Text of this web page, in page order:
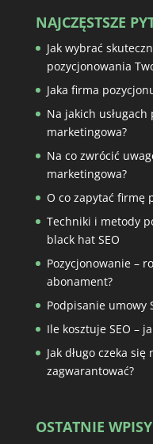
NAJCZĘSTSZE
Jak wybrać
pozycjonowania
Jaka firma
Na jakich
marketingowa?
Na co zwrócić
marketingowa?
O co zapytać firmę
Techniki i metody
black hat SEO
Pozycjonowanie –
abonament?
Podpisanie umowy
Ile kosztuje SEO –
Jak długo czeka
zagwarantować?
OSTATNIE WPISY